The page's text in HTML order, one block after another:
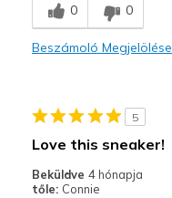
Comfortable
Stylish
Casual Wear
Special Occasions
0 0
Beszámoló Megjelölése
5
Love this sneaker!
Beküldve 4 hónapja
tőle: Connie